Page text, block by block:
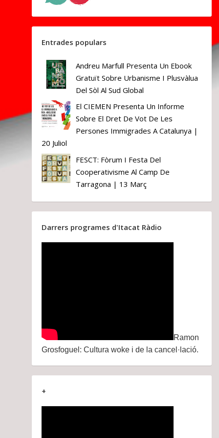
Entrades populars
Andreu Marfull Presenta Un Ebook
Gratuït Sobre Urbanisme I Plusvàlua
Del Sòl Al Sud Global
El CIEMEN Presenta Un Informe
Sobre El Dret De Vot De Les
Persones Immigrades A Catalunya |
20 Juliol
FESCT: Fòrum I Festa Del
Cooperativisme Al Camp De
Tarragona | 13 Març
Darrers programes d'Itacat Ràdio
Ramon
Grosfoguel: Cultura woke i de la cancel·lació.
+